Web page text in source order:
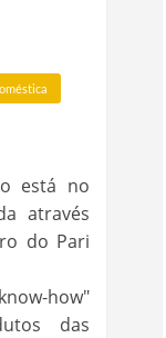
está no
através
do Pari
how"
das